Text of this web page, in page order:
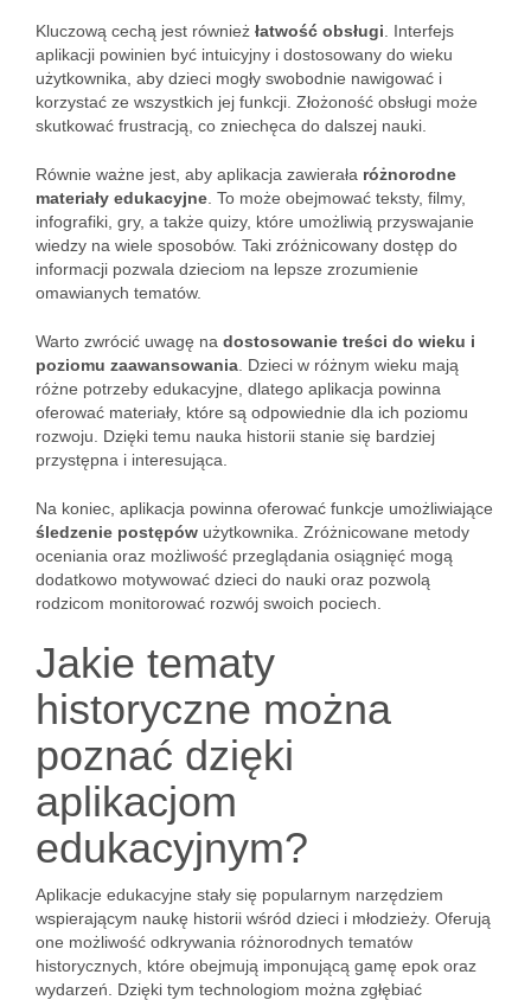
Kluczową cechą jest również łatwość obsługi . Interfejs
aplikacji powinien być intuicyjny i dostosowany do wieku
użytkownika, aby dzieci mogły swobodnie nawigować i
korzystać ze wszystkich jej funkcji. Złożoność obsługi może
skutkować frustracją, co zniechęca do dalszej nauki.
Równie ważne jest, aby aplikacja zawierała różnorodne
materiały edukacyjne . To może obejmować teksty, filmy,
infografiki, gry, a także quizy, które umożliwią przyswajanie
wiedzy na wiele sposobów. Taki zróżnicowany dostęp do
informacji pozwala dzieciom na lepsze zrozumienie
omawianych tematów.
Warto zwrócić uwagę na dostosowanie treści do wieku i
poziomu zaawansowania . Dzieci w różnym wieku mają
różne potrzeby edukacyjne, dlatego aplikacja powinna
oferować materiały, które są odpowiednie dla ich poziomu
rozwoju. Dzięki temu nauka historii stanie się bardziej
przystępna i interesująca.
Na koniec, aplikacja powinna oferować funkcje umożliwiające
śledzenie postępów użytkownika. Zróżnicowane metody
oceniania oraz możliwość przeglądania osiągnięć mogą
dodatkowo motywować dzieci do nauki oraz pozwolą
rodzicom monitorować rozwój swoich pociech.
Jakie tematy
historyczne można
poznać dzięki
aplikacjom
edukacyjnym?
Aplikacje edukacyjne stały się popularnym narzędziem
wspierającym naukę historii wśród dzieci i młodzieży. Oferują
one możliwość odkrywania różnorodnych tematów
historycznych, które obejmują imponującą gamę epok oraz
wydarzeń. Dzięki tym technologiom można zgłębiać